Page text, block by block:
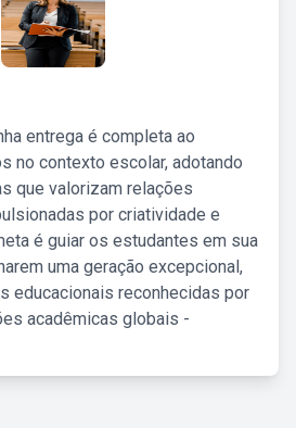
entrega é completa ao
no contexto escolar, adotando
que valorizam relações
por criatividade e
é guiar os estudantes em sua
uma geração excepcional,
educacionais reconhecidas por
acadêmicas globais -